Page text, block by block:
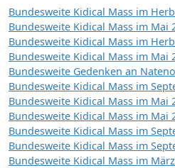
Bundesweite Kidical Mass im
Bundesweite Kidical Mass im Mai
Bundesweite Kidical Mass im
Bundesweite Kidical Mass im Mai
Bundesweite Gedenken an
Bundesweite Kidical Mass im
Bundesweite Kidical Mass im Mai
Bundesweite Kidical Mass im Mai
Bundesweite Kidical Mass im
Bundesweite Kidical Mass im
Bundesweite Kidical Mass im